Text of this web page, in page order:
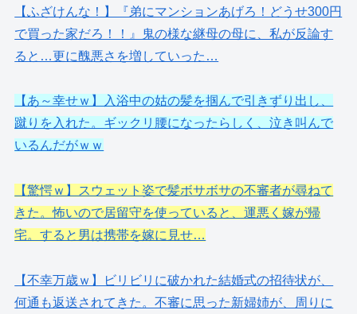
【ふざけんな！】『弟にマンションあげろ！どうせ300円
で買った家だろ！！』鬼の様な継母の母に、私が反論す
ると…更に醜悪さを増していった…
【あ～幸せｗ】入浴中の姑の髪を掴んで引きずり出し、
蹴りを入れた。ギックリ腰になったらしく、泣き叫んで
いるんだがｗｗ
【驚愕ｗ】スウェット姿で髪ボサボサの不審者が尋ねて
きた。怖いので居留守を使っていると、運悪く嫁が帰
宅。すると男は携帯を嫁に見せ…
【不幸万歳ｗ】ビリビリに破かれた結婚式の招待状が、
何通も返送されてきた。不審に思った新婦姉が、周りに